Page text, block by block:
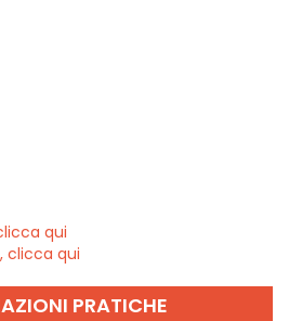
qui
clicca qui
PRATICHE